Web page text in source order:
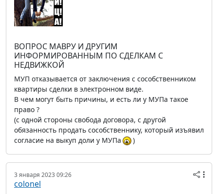
ВОПРОС МАВРУ И ДРУГИМ
ИНФОРМИРОВАННЫМ ПО СДЕЛКАМ С
НЕДВИЖКОЙ
МУП отказывается от заключения с сособственником
квартиры сделки в электронном виде.
В чем могут быть причины, и есть ли у МУПа такое
право ?
(с одной стороны свобода договора, с другой
обязанность продать сособственнику, который изъявил
согласие на выкуп доли у МУПа
)
3 января 2023 09:26
colonel